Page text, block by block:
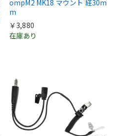
ompM2 MK18 マウント 経30m
m
￥3,880
在庫あり